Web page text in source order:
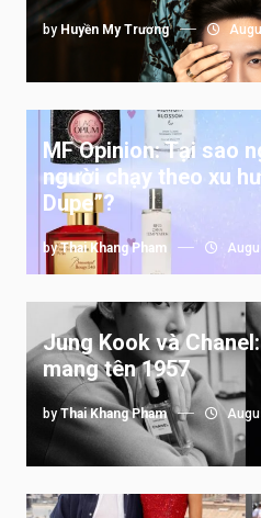
by Huyền My Trương
MF Opinion: Tại sao
người chạy theo xu
Dupe”?
byThai Khang Pham
Jung Kook và
mang tên 1957
by Thai Khang Pham